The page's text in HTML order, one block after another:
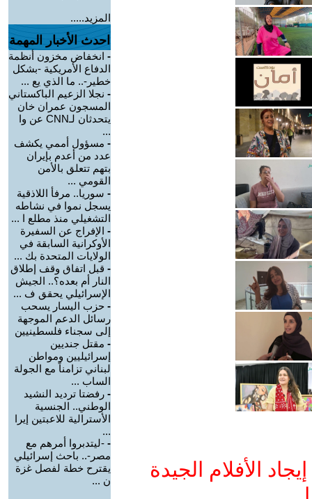
الأفلام الجيدة
المزيد.....
احدث الأخبار المهمة
- انخفاض مخزون أنظمة
الدفاع الأمريكية -بشكل
خطير-.. ما الذي يع ...
- نجلا الزعيم الباكستاني
المسجون عمران خان
يتحدثان لـCNN عن وا
...
- مسؤول أممي يكشف
عدد من أعدم بإيران
بتهم تتعلق بالأمن
القومي ...
- سوريا.. مرفأ اللاذقية
يسجل نموا في نشاطه
التشغيلي منذ مطلع ا ...
- الإفراج عن السفيرة
الأوكرانية السابقة في
الولايات المتحدة بك ...
- قبل اتفاق وقف إطلاق
النار أم بعده؟.. الجيش
الإسرائيلي يحقق ف ...
- حزب اليسار يسحب
رسائل الدعم الموجهة
إلى سجناء فلسطينيين
- مقتل جنديين
إسرائيليين ومواطن
لبناني تزامناً مع الجولة
الساب ...
- رفضتا ترديد النشيد
الوطني.. الجنسية
الأسترالية للاعبتين إيرا
...
- -ليتدبروا أمرهم مع
مصر-.. باحث إسرائيلي
يقترح خطة لفصل غزة
ن ...